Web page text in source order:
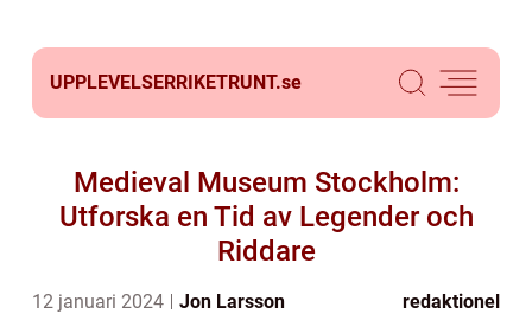
UPPLEVELSERRIKETRUNT.se
Medieval Museum Stockholm:
Utforska en Tid av Legender och
Riddare
12 januari 2024 Jon Larsson redaktionel